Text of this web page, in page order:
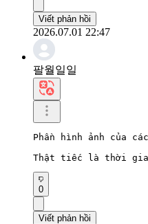
Viết phản hồi
2026.07.01 22:47
팔월일일
Phần hình ảnh của
Thật tiếc là thời
0
Viết phản hồi